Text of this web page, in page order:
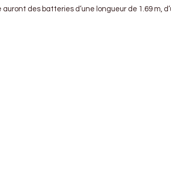
des batteries d’une longueur de 1.69